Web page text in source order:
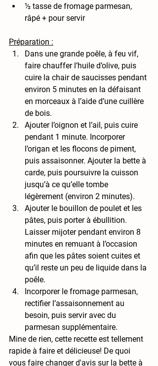
½ tasse de fromage parmesan,
râpé + pour servir
Préparation :
Dans une grande poêle, à feu vif,
faire chauffer l’huile d’olive, puis
cuire la chair de saucisses pendant
environ 5 minutes en la défaisant
en morceaux à l’aide d’une cuillère
de bois.
Ajouter l’oignon et l’ail, puis cuire
pendant 1 minute. Incorporer
l’origan et les flocons de piment,
puis assaisonner. Ajouter la bette à
carde, puis poursuivre la cuisson
jusqu’à ce qu’elle tombe
légèrement (environ 2 minutes).
Ajouter le bouillon de poulet et les
pâtes, puis porter à ébullition.
Laisser mijoter pendant environ 8
minutes en remuant à l’occasion
afin que les pâtes soient cuites et
qu’il reste un peu de liquide dans la
poêle.
Incorporer le fromage parmesan,
rectifier l’assaisonnement au
besoin, puis servir avec du
parmesan supplémentaire.
Mine de rien, cette recette est tellement
rapide à faire et délicieuse! De quoi
vous faire changer d'avis sur la bette à